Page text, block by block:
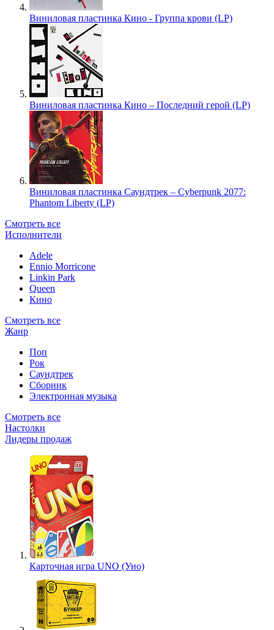
Виниловая пластинка Кино - Группа крови (LP)
Виниловая пластинка Кино – Последний герой (LP)
Виниловая пластинка Саундтрек – Cyberpunk 2077:
Phantom Liberty (LP)
Смотреть все
Исполнители
Adele
Ennio Morricone
Linkin Park
Queen
Кино
Смотреть все
Жанр
Поп
Рок
Саундтрек
Сборник
Электронная музыка
Смотреть все
Настолки
Лидеры продаж
Карточная игра UNO (Уно)